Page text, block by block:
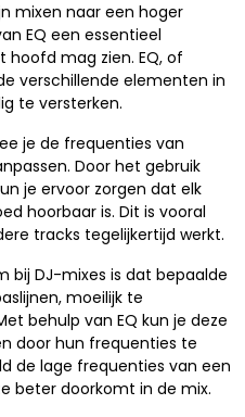
mixen naar een hoger
EQ een essentieel
mag zien. EQ, of
verschillende elementen in
te versterken.
je de frequenties van
Door het gebruik
je ervoor zorgen dat elk
hoorbaar is. Dit is vooral
tracks tegelijkertijd werkt.
bij DJ-mixes is dat bepaalde
moeilijk te
behulp van EQ kun je deze
door hun frequenties te
de lage frequenties van een
beter doorkomt in de mix.